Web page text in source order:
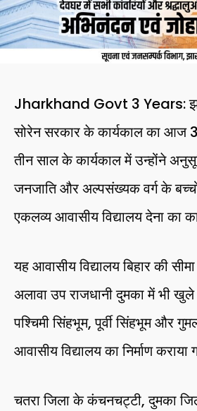
Jharkhand Govt 3 Years:
सोरेन सरकार के कार्यकाल का आज
तीन साल के कार्यकाल में उन्होंने
जनजाति और अल्पसंख्यक वर्ग के
एकलव्य आवासीय विद्यालय देना का
यह आवासीय विद्यालय बिहार की
अलावा उप राजधानी दुमका में भी खुले
पश्चिमी सिंहभूम, पूर्वी सिंहभूम और
आवासीय विद्यालय का निर्माण कराया
चतरा जिला के कंचनचट्टी, दुमका